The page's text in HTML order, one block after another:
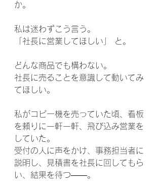
か。
私は迷わずこう言う。
「社長に営業してほしい」 と。
どんな商品でも構わない。
社長に売ることを意識して動いてみ
てほしい。
私がコピー機を売っていた頃、看板
を頼りに一軒一軒、飛び込み営業を
していた。
受付の人に声をかけ、事務担当者に
説明し、見積書を社長に回してもら
い、結果を待つ――。